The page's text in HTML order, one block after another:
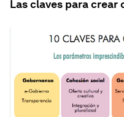
Las claves para